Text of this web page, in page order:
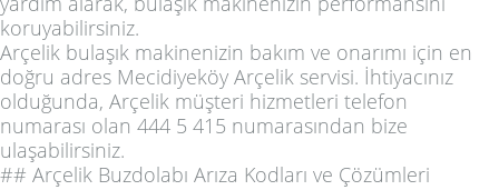
koruyabilirsiniz.
Arçelik bulaşık makinenizin bakım ve onarımı için en
doğru adres Mecidiyeköy Arçelik servisi. İhtiyacınız
olduğunda, Arçelik müşteri hizmetleri telefon
numarası olan 444 5 415 numarasından bize
ulaşabilirsiniz.
## Arçelik Buzdolabı Arıza Kodları ve Çözümleri